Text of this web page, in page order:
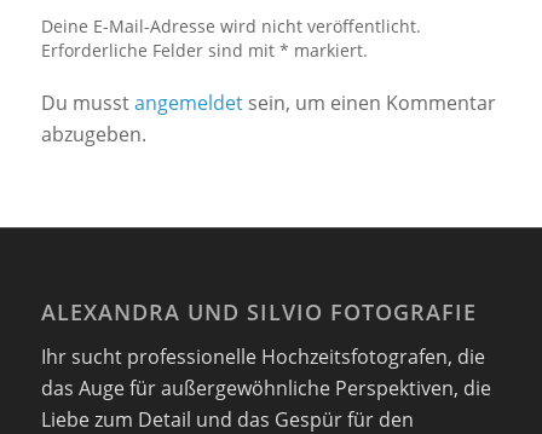
Deine E-Mail-Adresse wird nicht veröffentlicht.
Erforderliche Felder sind mit * markiert.
Du musstangemeldetsein, um einen Kommentar
abzugeben.
ALEXANDRA UND SILVIO FOTOGRAFIE
Ihr sucht professionelle Hochzeitsfotografen, die
das Auge für außergewöhnliche Perspektiven, die
Liebe zum Detail und das Gespür für den